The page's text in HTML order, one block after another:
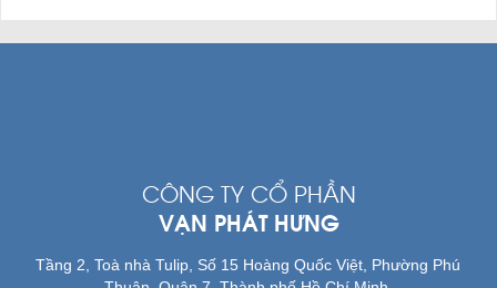
CÔNG TY CỔ PHẦN
VẠN PHÁT HƯNG
Tầng 2, Toà nhà Tulip, Số 15 Hoàng Quốc Việt, Phường Phú